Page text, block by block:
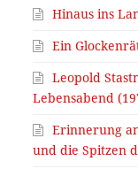
Hinaus ins
Ein
Leopold
Lebensabend
Erinnerung
und die Spitzen